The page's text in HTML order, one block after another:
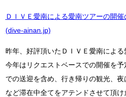
ＤＩＶＥ愛南による愛南ツアーの開
(dive-ainan.jp)
昨年、好評頂いたＤＩＶＥ愛南による
今年はリクエストベースでの開催を
での送迎を含め、行き帰りの観光、
など滞在中全てをアテンドさせて頂け